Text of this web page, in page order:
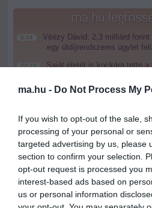
ma.hu - Do Not Process My
If you wish to opt-out of the sale,
processing of your personal or
targeted advertising by us, please
section to confirm your selection.
opt-out request is processed you
interest-based ads based on
us or personal information
ma.hu
8:04
Vitézy Dávid: 2,3 milliárd
egy útdíjrendszeres ügylet
22:22
Saját életét is kockára tette a
20:20
Második világháborús MG-42
18:19
A Miniszterelnökség
keretszerződését
16:21 Megérkezett az eső a Duna
14:26
Újabb két gyanúsítottat
ingatlanmaffia ügyében
12:56
Vizes Eb - Megvan az első
Betlehem Dávid nyerte a